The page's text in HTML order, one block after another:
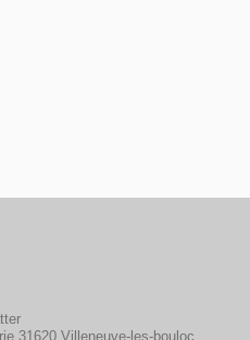
31620 Villeneuve-les-bouloc